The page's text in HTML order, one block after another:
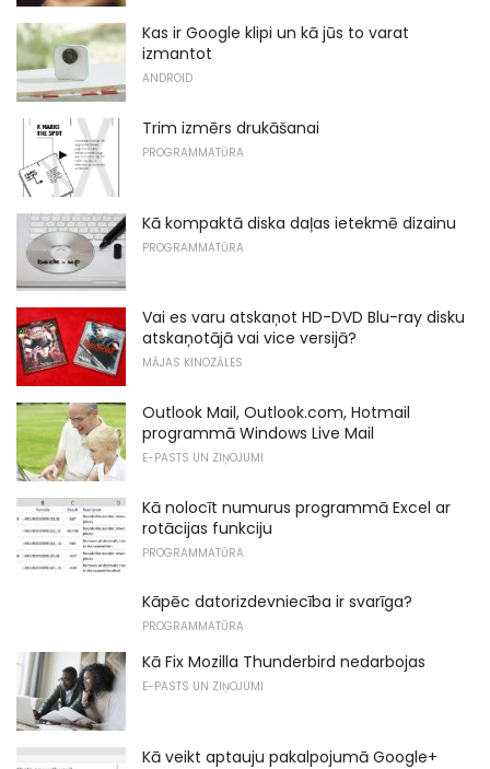
Kas ir Google klipi un kā jūs to varat
izmantot
ANDROID
Trim izmērs drukāšanai
PROGRAMMATŪRA
Kā kompaktā diska daļas ietekmē dizainu
PROGRAMMATŪRA
Vai es varu atskaņot HD-DVD Blu-ray disku
atskaņotājā vai vice versijā?
MĀJAS KINOZĀLES
Outlook Mail, Outlook.com, Hotmail
programmā Windows Live Mail
E-PASTS UN ZIŅOJUMI
Kā nolocīt numurus programmā Excel ar
rotācijas funkciju
PROGRAMMATŪRA
Kāpēc datorizdevniecība ir svarīga?
PROGRAMMATŪRA
Kā Fix Mozilla Thunderbird nedarbojas
E-PASTS UN ZIŅOJUMI
Kā veikt aptauju pakalpojumā Google+